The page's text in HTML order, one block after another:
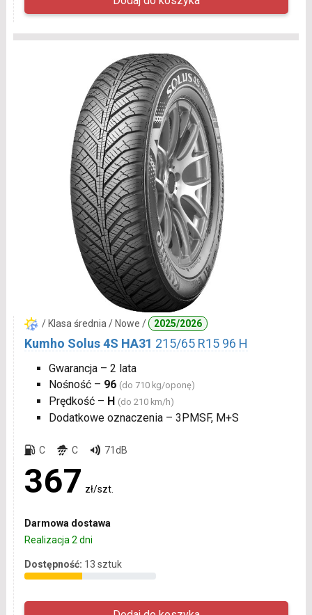
/ Klasa średnia / Nowe / 2025/2026
Kumho Solus 4S HA31 215/65 R15 96 H
Gwarancja – 2 lata
Nośność – 96 (do 710 kg/oponę)
Prędkość – H (do 210 km/h)
Dodatkowe oznaczenia – 3PMSF, M+S
C C 71dB
367 zł/szt.
Darmowa dostawa
Realizacja 2 dni
Dostępność: 13 sztuk